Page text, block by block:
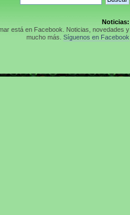
Noticias:
está en Facebook. Noticias, novedades y
mucho más. Síguenos en Facebook